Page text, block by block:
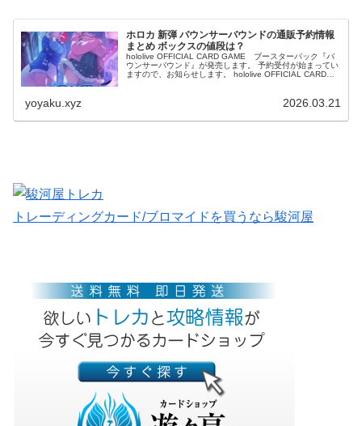
ホロカ 新弾 バウンサーバウンドの通販予約情報
まとめ ボックスの値段は？
hololive OFFICIAL CARD GAME ブースターパック『バ
ウンサーバウンド』が発売します。 予約受付が始まってい
ますので、お知らせします。 hololive OFFICIAL CARD
yoyaku.xyz 2026.03.21
トレーディングカード/ブロマイドを買うなら駿河屋